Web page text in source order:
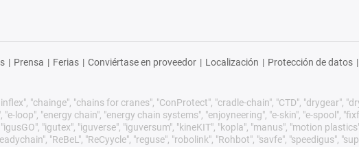
| Prensa | Ferias | Conviértase en proveedor | Localización | Protección de datos |
"chainge", "chains for cranes", "ConProtect", "cradle-chain", "CTD", "drygear",
loop", "energy chain", "energy chain systems", "enjoyneering", "e-skin", "e-spool",
"igutex", "iguverse", "iguversum", "kineKIT", "kopla", "manus", "motion
"ReBeL", "ReCyycle", "reguse", "robolink", "Rohbot", "savfe", "speedigus",